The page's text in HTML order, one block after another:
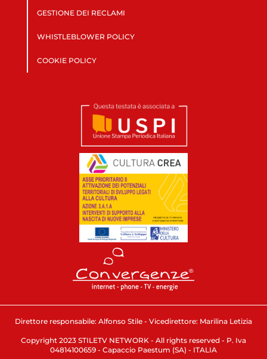
GESTIONE DEI RECLAMI
WHISTLEBLOWER POLICY
COOKIE POLICY
Direttore responsabile: Alfonso Stile - Vicedirettore: Marilina Letizia
Copyright 2023 STILETV NETWORK - All rights reserved - P. Iva
04814100659 - Capaccio Paestum (SA) - ITALIA